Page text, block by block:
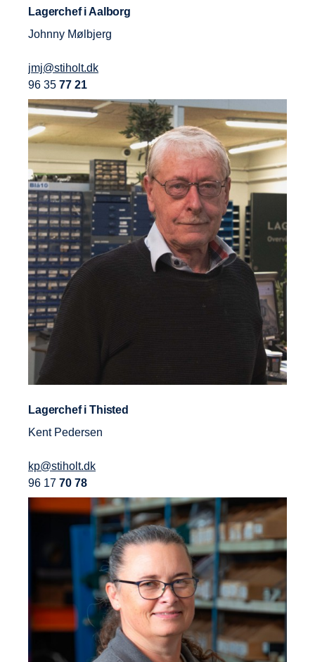
Lagerchef i Aalborg
Johnny Mølbjerg
jmj@stiholt.dk
96 35 77 21
Lagerchef i Thisted
Kent Pedersen
kp@stiholt.dk
96 17 70 78